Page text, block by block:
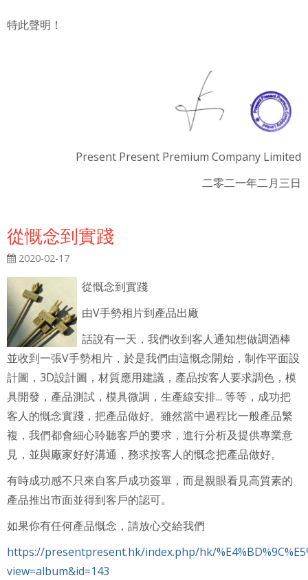
特此聲明！
Present Present Premium Company Limited
二零二一年二月三日
從慨念到實踐
2020-02-17
從慨念到實踐
由V手勢相片到產品出廠
話說有一天，我們收到客人通知想做調酒棒
並收到一張V手勢相片，於是我們由這慨念開始，制作平面設
計圖，3D設計圖，材質應用建議，產品按客人要求調色，模
具開發，產品測試，模具微調，生產線安排... 等等，成功把
客人的慨念實踐，把產品做好。雖然當中過程比一般產品繁
複，我們都會細心聆聽客戶的要求，進行分析及提供專業意
見，並與廠家好好溝通，務求按客人的慨念把產品做好。
有時成功感不只來自客戶成功簽單，而是親眼看見高質素的
產品推出市面並得到客戶的認可。
如果你有任何產品慨念，請放心交給我們
https://presentpresent.hk/index.php/hk/
view=album&id=143